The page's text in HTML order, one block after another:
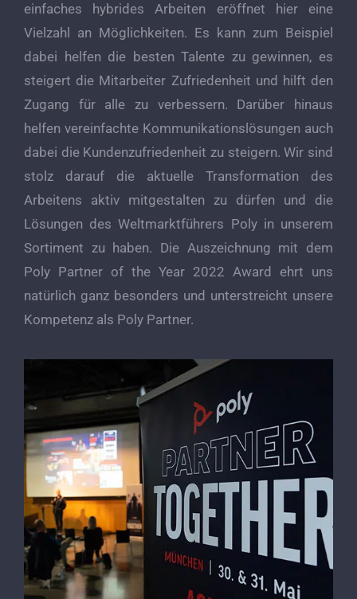
einfaches hybrides Arbeiten eröffnet hier eine
Vielzahl an Möglichkeiten. Es kann zum Beispiel
dabei helfen die besten Talente zu gewinnen, es
steigert die Mitarbeiter Zufriedenheit und hilft den
Zugang für alle zu verbessern. Darüber hinaus
helfen vereinfachte Kommunikationslösungen auch
dabei die Kundenzufriedenheit zu steigern. Wir sind
stolz darauf die aktuelle Transformation des
Arbeitens aktiv mitgestalten zu dürfen und die
Lösungen des Weltmarktführers Poly in unserem
Sortiment zu haben. Die Auszeichnung mit dem
Poly Partner of the Year 2022 Award ehrt uns
natürlich ganz besonders und unterstreicht unsere
Kompetenz als Poly Partner.